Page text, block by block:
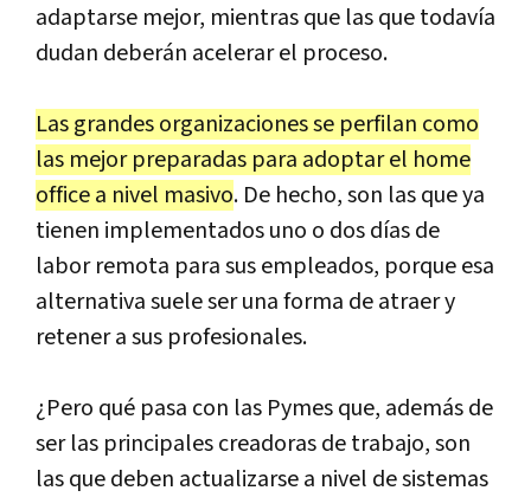
adaptarse mejor, mientras que las que todavía
dudan deberán acelerar el proceso.
Las grandes organizaciones se perfilan como
las mejor preparadas para adoptar el home
office a nivel masivo. De hecho, son las que ya
tienen implementados uno o dos días de
labor remota para sus empleados, porque esa
alternativa suele ser una forma de atraer y
retener a sus profesionales.
¿Pero qué pasa con las Pymes que, además de
ser las principales creadoras de trabajo, son
las que deben actualizarse a nivel de sistemas